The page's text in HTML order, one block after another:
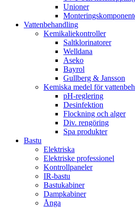
Unioner
Vattenbehandling
Kemikaliekontroller
Saltklorinatorer
Welldana
Aseko
Bayrol
Gullberg & Jansson
Kemiska medel för
pH-reglering
Desinfektion
Flockning och alger
Div. rengöring
Spa produkter
Bastu
Elektriska
Elektriske professionel
Kontrollpaneler
IR-bastu
Bastukabiner
Dampkabiner
Ånga